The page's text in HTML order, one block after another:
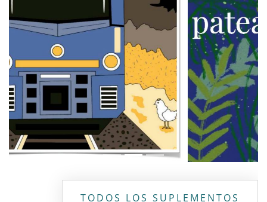
TODOS LOS SUPLEMENTOS